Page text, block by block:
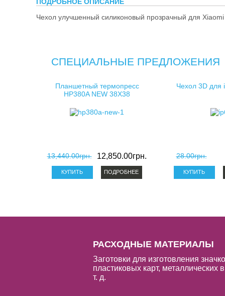
косметички
клатчи для
Чехол улучшенный силиконовый прозрачный для
СПЕЦИАЛЬНЫЕ ПРЕДЛОЖЕНИЯ
Планшетный термопресс
HP380A NEW 38X38
13,440.00грн. 12,850.00грн.
ПОДРОБНЕЕ
Чехол 3D для
28.00грн.
РАСХОДНЫЕ МАТЕРИАЛЫ
Заготовки для изготовления
пластиковых карт, металлических
т. д.